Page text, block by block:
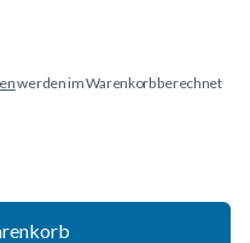
werden im Warenkorb berechnet